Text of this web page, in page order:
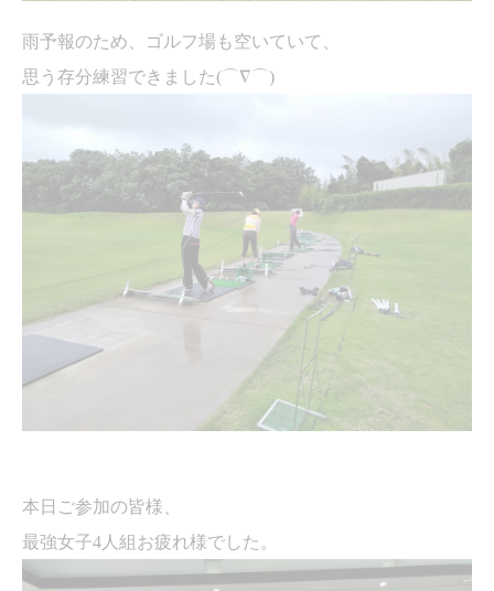
雨予報のため、ゴルフ場も空いていて、
思う存分練習できました(⌒∇⌒)
本日ご参加の皆様、
最強女子4 人組お疲れ様でした。